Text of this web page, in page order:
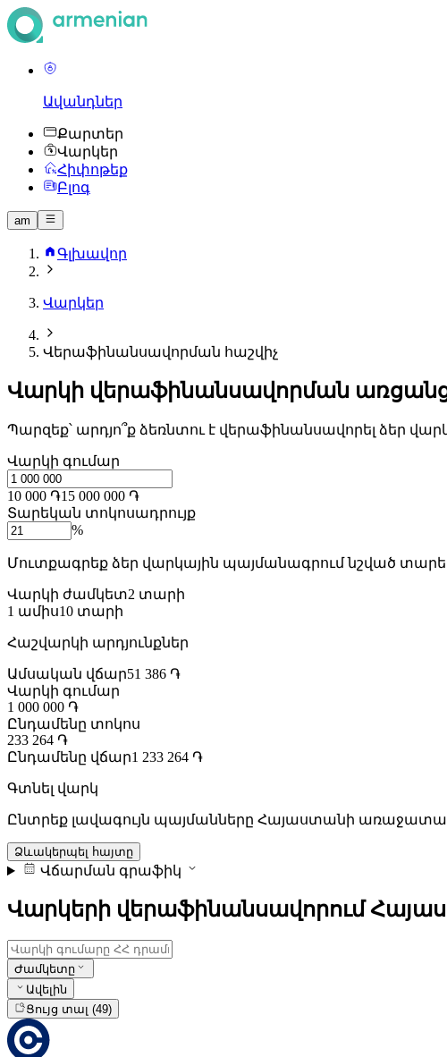
Ավանդներ
Քարտեր
Վարկեր
Հիփոթեք
Բլոգ
am
Գլխավոր
Վարկեր
Վերաֆինանսավորման հաշվիչ
Վարկի վերաֆինանսավորման առցանց
Պարզեք՝ արդյո՞ք ձեռնտու է վերաֆինանսավորել ձեր
Վարկի գումար
10 000 ֏15 000 000 ֏
Տարեկան տոկոսադրույք
%
Մուտքագրեք ձեր վարկային պայմանագրում նշված
Վարկի ժամկետ2 տարի
1 ամիս10 տարի
Հաշվարկի արդյունքներ
Ամսական վճար51 386 ֏
Վարկի գումար
1 000 000 ֏
Ընդամենը տոկոս
233 264 ֏
Ընդամենը վճար1 233 264 ֏
Գտնել վարկ
Ընտրեք լավագույն պայմանները Հայաստանի
Ձևակերպել հայտը
Վճարման գրաֆիկ
Վարկերի վերաֆինանսավորում
Ժամկետը
Ավելին
Ցույց տալ (49)